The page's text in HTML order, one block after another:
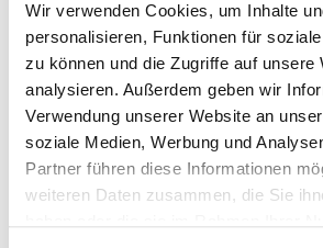
Wir verwenden Cookies, um Inhalte
personalisieren, Funktionen für
zu können und die Zugriffe auf unsere
analysieren. Außerdem geben wir
Verwendung unserer Website an
soziale Medien, Werbung und
Partner führen diese Informationen
weiteren Daten zusammen, die Sie